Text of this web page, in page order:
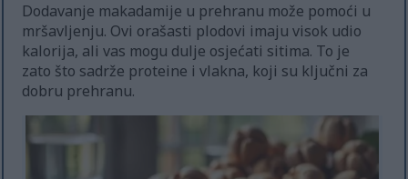
Dodavanje makadamije u prehranu može pomoći u
mršavljenju. Ovi orašasti plodovi imaju visok udio
kalorija, ali vas mogu dulje osjećati sitima. To je
zato što sadrže proteine i vlakna, koji su ključni za
dobru prehranu.